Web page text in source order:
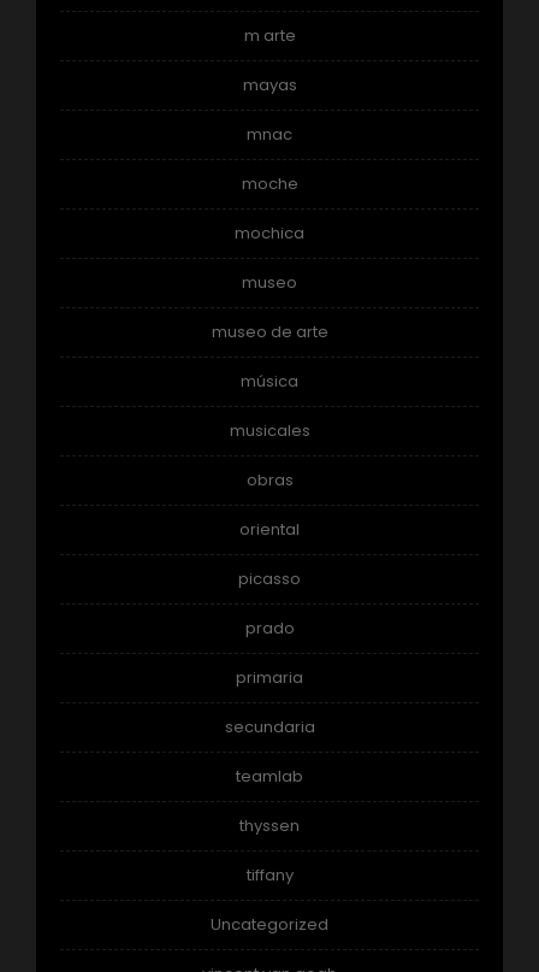
m arte
mayas
mnac
moche
mochica
museo
museo de arte
música
musicales
obras
oriental
picasso
prado
primaria
secundaria
teamlab
thyssen
tiffany
Uncategorized